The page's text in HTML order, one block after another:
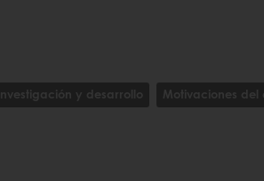
Investigación y desarrollo Motivaciones del